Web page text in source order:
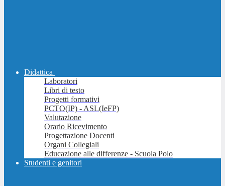
Didattica
Laboratori
Libri di testo
Progetti formativi
PCTO(IP) - ASL(IeFP)
Valutazione
Orario Ricevimento
Progettazione Docenti
Organi Collegiali
Educazione alle differenze - Scuola Polo
Studenti e genitori